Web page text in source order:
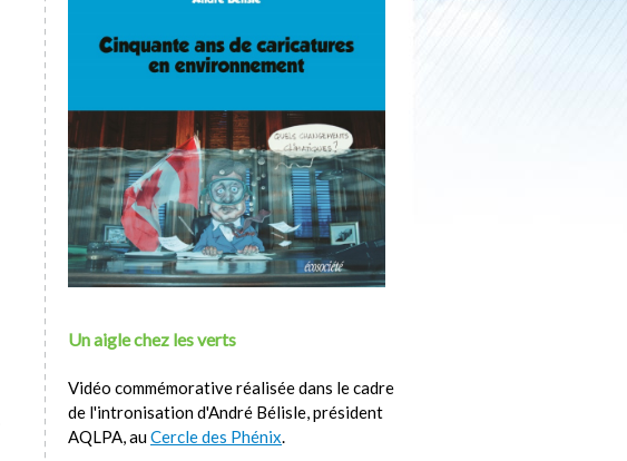
Un aigle chez les verts
Vidéo commémorative réalisée dans le cadre
de l'intronisation d'André Bélisle, président
AQLPA, auCercle des Phénix.